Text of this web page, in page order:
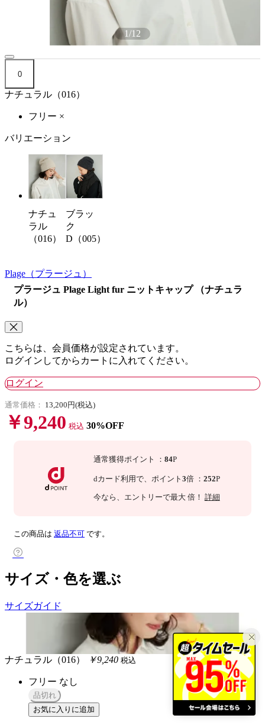
1/12
0
ナチュラル（016）
フリー ×
バリエーション
ナチュ
ラル
（016）
ブラッ
ク
D（005）
Plage （プラージュ）
プラージュ Plage Light fur ニットキャップ （ナチュラ
ル）
こちらは、会員価格が設定されています。
ログインしてからカートに入れてください。
ログイン
通常価格： 13,200円(税込)
￥9,240 税込 30%OFF
通常獲得ポイント ： 84P
dカード利用で、 ポイント 3倍 ： 252P
今なら 、エントリーで最大 倍！ 詳細
この商品は 返品不可 です。
サイズ・色を選ぶ
サイズガイド
ナチュラル（016） ￥9,240 税込
フリー なし
品切れ
お気に入りに追加